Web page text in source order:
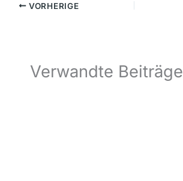
VORHERIGE
Verwandte Beiträge